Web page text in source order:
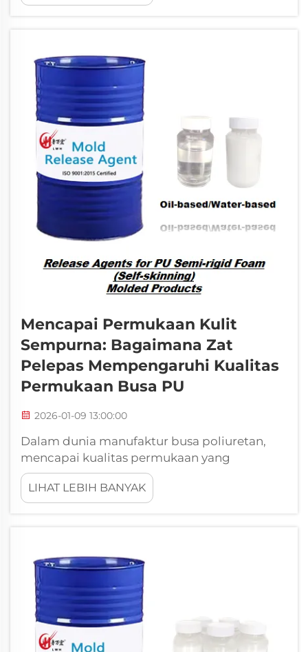
busa PU secara langsung memengaruhi
Mencapai Permukaan Kulit
Sempurna: Bagaimana Zat
Pelepas Mempengaruhi Kualitas
Permukaan Busa PU
2026-01-09 13:00:00
Dalam dunia manufaktur busa poliuretan,
mencapai kualitas permukaan yang
sempurna tetap menjadi salah satu
tantangan paling kritis yang dihadapi oleh
produsen industri. Kualitas kulit produk akhir
LIHAT LEBIH BANYAK